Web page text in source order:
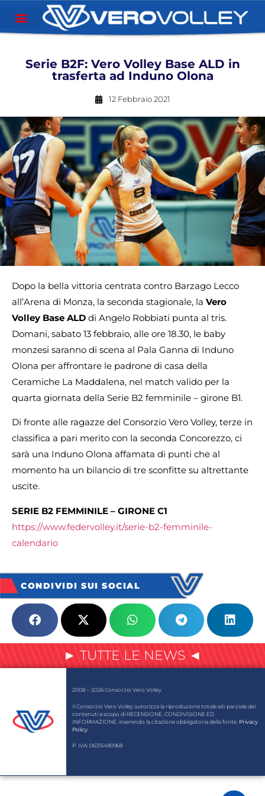
Serie B2F: Vero Volley Base ALD in
trasferta ad Induno Olona
12 Febbraio 2021
Dopo la bella vittoria centrata contro Barzago Lecco
all’Arena di Monza, la seconda stagionale, la Vero
Volley Base ALD di Angelo Robbiati punta al tris.
Domani, sabato 13 febbraio, alle ore 18.30, le baby
monzesi saranno di scena al Pala Ganna di Induno
Olona per affrontare le padrone di casa della
Ceramiche La Maddalena, nel match valido per la
quarta giornata della Serie B2 femminile – girone B1.
Di fronte alle ragazze del Consorzio Vero Volley, terze in
classifica a pari merito con la seconda Concorezzo, ci
sarà una Induno Olona affamata di punti che al
momento ha un bilancio di tre sconfitte su altrettante
uscite.
SERIE B2 FEMMINILE – GIRONE C1
https://www.federvolley.it/serie-b2-femminile-
calendario
CONDIVIDI SUI SOCIAL
► TUTTE LE NEWS ◄
2008 – 2026 Consorzio Vero Volley
Il Consorzio Vero Volley autorizza la riproduzione totale e/o parziale dei
contenuti a scopo di RECENSIONE, CONDIVISIONE ED
INFORMAZIONE, inserendo la citazione obbligatoria della fonte. Privacy
Policy
P. IVA: 06315490968